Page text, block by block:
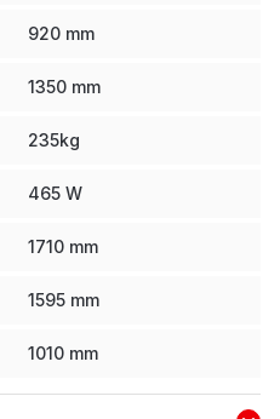
920 mm
1350 mm
235kg
465 W
1710 mm
1595 mm
1010 mm